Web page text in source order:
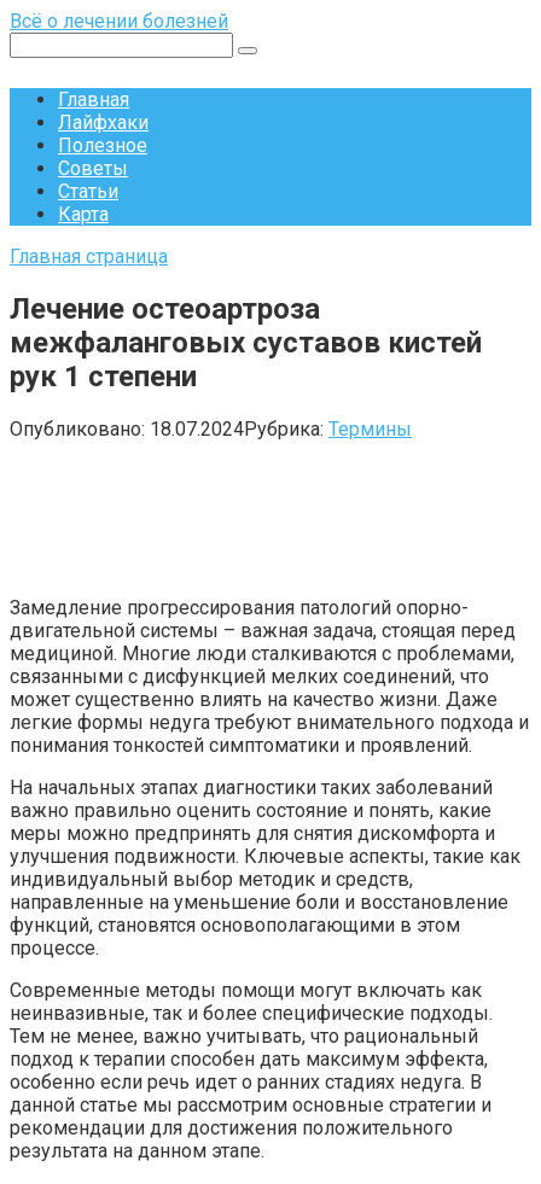
Перейти
контенту
Всё о лечении болезней
Главная
Лайфхаки
Полезное
Советы
Статьи
Карта
Главная страница
Лечение остеоартроза
межфаланговых суставов кистей
рук 1 степени
Опубликовано: 18.07.2024Рубрика: Термины
Замедление прогрессирования патологий опорно-
двигательной системы – важная задача, стоящая перед
медициной. Многие люди сталкиваются с проблемами,
связанными с дисфункцией мелких соединений, что
может существенно влиять на качество жизни. Даже
легкие формы недуга требуют внимательного подхода и
понимания тонкостей симптоматики и проявлений.
На начальных этапах диагностики таких заболеваний
важно правильно оценить состояние и понять, какие
меры можно предпринять для снятия дискомфорта и
улучшения подвижности. Ключевые аспекты, такие как
индивидуальный выбор методик и средств,
направленные на уменьшение боли и восстановление
функций, становятся основополагающими в этом
процессе.
Современные методы помощи могут включать как
неинвазивные, так и более специфические подходы.
Тем не менее, важно учитывать, что рациональный
подход к терапии способен дать максимум эффекта,
особенно если речь идет о ранних стадиях недуга. В
данной статье мы рассмотрим основные стратегии и
рекомендации для достижения положительного
результата на данном этапе.